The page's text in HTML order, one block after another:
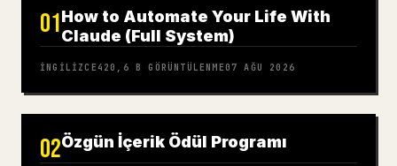
01How to Automate Your Life With
Claude (Full System)
İNGILIZCE420,6 B GÖRÜNTÜLENME07 AĞU 2026
02Özgün İçerik Ödül Programı